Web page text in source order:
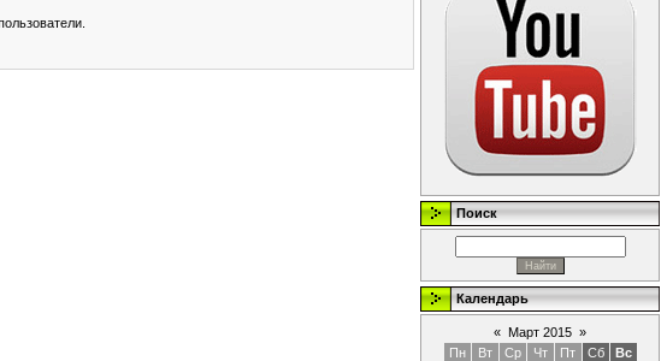
Поиск
Календарь
« Март 2015 »
Пн
Вт Ср Чт Пт Сб
Вс